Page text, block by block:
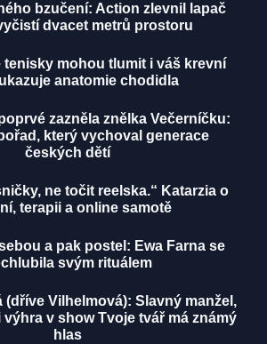
bzučení: Action zlevnil lapač
dvacet metrů prostoru
tenisky mohou tlumit i váš krevní
anatomie chodidla
zazněla znělka Večerníčku:
který vychoval generace
českých dětí
ne točit reelska.“ Katarzia o
terapii a online samotě
a pak postel: Ewa Farna se
svým rituálem
(dříve Vilhelmová): Slavný manžel,
výhra v show Tvoje tvář má známý
hlas